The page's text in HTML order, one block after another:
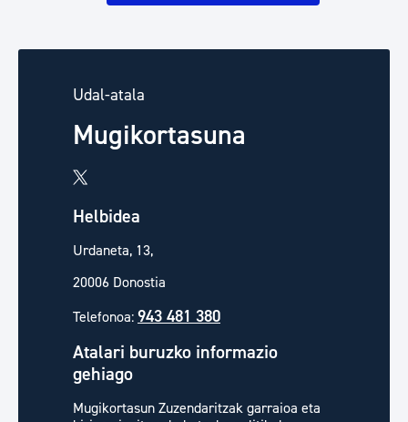
Udal-atala
Mugikortasuna
Helbidea
Urdaneta, 13,
20006 Donostia
Telefonoa: 943 481 380
Atalari buruzko informazio
gehiago
Mugikortasun Zuzendaritzak garraioa eta